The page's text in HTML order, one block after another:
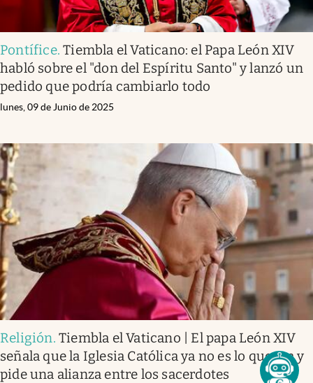
Pontífice.Tiembla el Vaticano: el Papa León XIV
habló sobre el "don del Espíritu Santo" y lanzó un
pedido que podría cambiarlo todo
lunes, 09 de Junio de 2025
Religión.Tiembla el Vaticano | El papa León XIV
señala que la Iglesia Católica ya no es lo que era y
pide una alianza entre los sacerdotes